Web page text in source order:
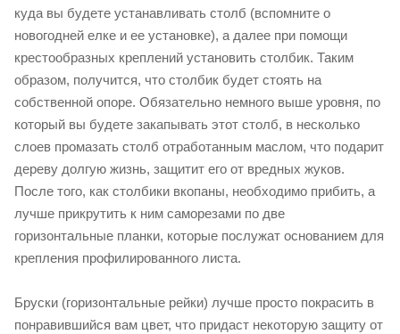
куда вы будете устанавливать столб (вспомните о
новогодней елке и ее установке), а далее при помощи
крестообразных креплений установить столбик. Таким
образом, получится, что столбик будет стоять на
собственной опоре. Обязательно немного выше уровня, по
который вы будете закапывать этот столб, в несколько
слоев промазать столб отработанным маслом, что подарит
дереву долгую жизнь, защитит его от вредных жуков.
После того, как столбики вкопаны, необходимо прибить, а
лучше прикрутить к ним саморезами по две
горизонтальные планки, которые послужат основанием для
крепления профилированного листа.
Бруски (горизонтальные рейки) лучше просто покрасить в
понравившийся вам цвет, что придаст некоторую защиту от